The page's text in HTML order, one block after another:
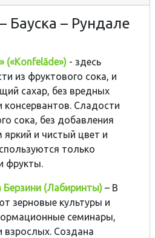
Бауска – Рундале
(«Konfelāde») - здесь
из фруктового сока, и
сахар, без вредных
Сладости
сока, без добавления
и чистый цвет и
только
фрукты.
Берзини (Лабиринты) – В
зерновые культуры и
семинары,
взрослых. Создана